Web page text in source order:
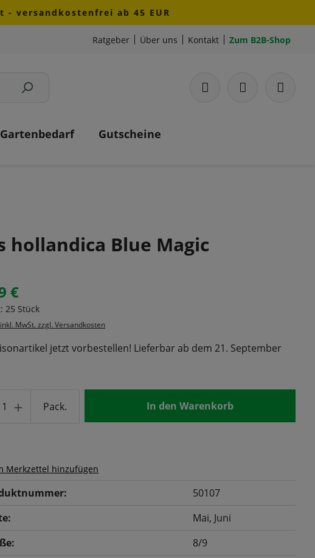
versandkostenfrei ab 45 EUR
Ratgeber Über uns Kontakt Zum B2B-Shop
Gartenbedarf Gutscheine
hollandica Blue Magic
Preis:
€
25 Stück
MwSt. zzgl. Versandkosten
jetzt vorbestellen! Lieferbar ab dem 21. September
Anzahl: Gib den gewünschten Wert ein
Pack. In den Warenkorb
Merkzettel hinzufügen
50107
Mai, Juni
8/9